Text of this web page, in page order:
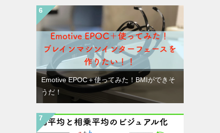
Emotive EPOC＋使ってみた！BMIができそ
うだ！